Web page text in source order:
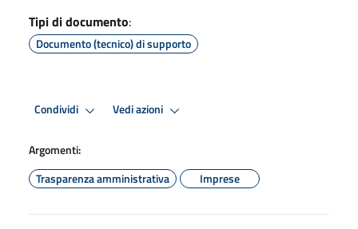
Tipi di documento:
Documento (tecnico) di supporto
Condividi Vedi azioni
Argomenti:
Trasparenza amministrativa
Imprese